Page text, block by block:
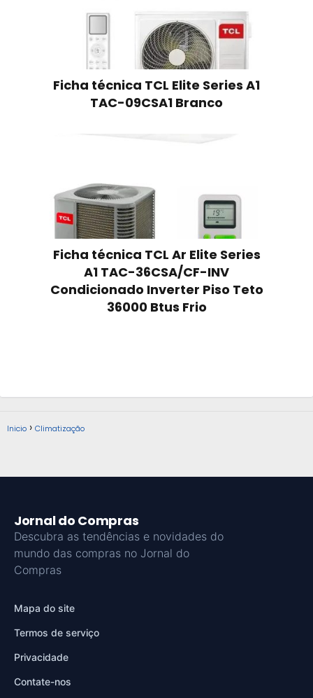
Ficha técnica TCL Elite Series A1
TAC-09CSA1 Branco
Ficha técnica TCL Ar Elite Series
A1 TAC-36CSA/CF-INV
Condicionado Inverter Piso Teto
36000 Btus Frio
Inicio Climatização
Jornal do Compras
Descubra as tendências e novidades do
mundo das compras no Jornal do
Compras
Mapa do site
Termos de serviço
Privacidade
Contate-nos